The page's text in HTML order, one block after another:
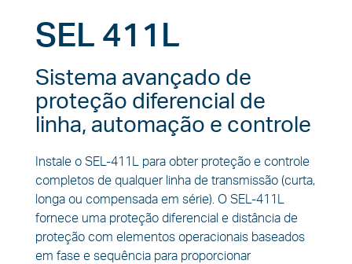
SEL 411L
Sistema avançado de
proteção diferencial de
linha, automação e controle
Instale o SEL-411L para obter proteção e controle
completos de qualquer linha de transmissão (curta,
longa ou compensada em série). O SEL-411L
fornece uma proteção diferencial e distância de
proteção com elementos operacionais baseados
em fase e sequência para proporcionar